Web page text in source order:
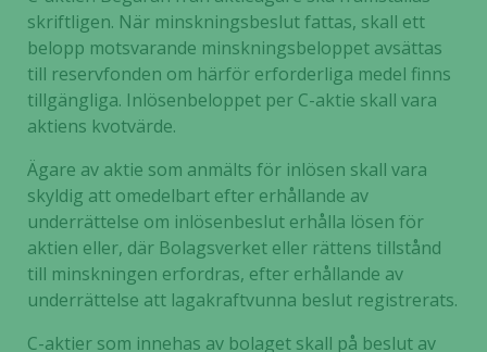
skriftligen. När minskningsbeslut fattas, skall ett
belopp motsvarande minskningsbeloppet avsättas
till reservfonden om härför erforderliga medel finns
tillgängliga. Inlösenbeloppet per C-aktie skall vara
aktiens kvotvärde.
Ägare av aktie som anmälts för inlösen skall vara
skyldig att omedelbart efter erhållande av
underrättelse om inlösenbeslut erhålla lösen för
aktien eller, där Bolagsverket eller rättens tillstånd
till minskningen erfordras, efter erhållande av
underrättelse att lagakraftvunna beslut registrerats.
C-aktier som innehas av bolaget skall på beslut av